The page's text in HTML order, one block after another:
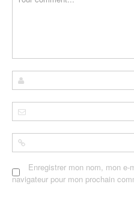
Enregistrer mon nom, mon
navigateur pour mon prochain